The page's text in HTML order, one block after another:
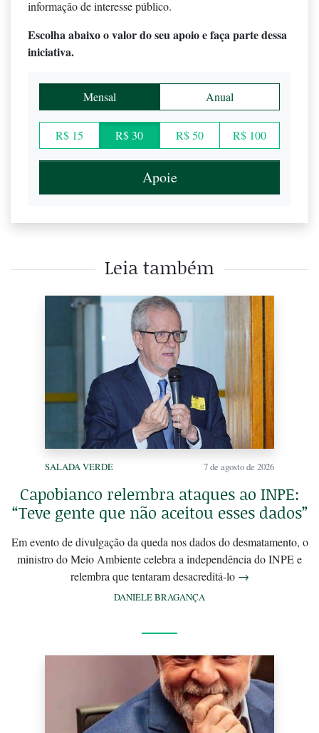
informação de interesse público.
Escolha abaixo o valor do seu apoio e faça parte dessa
iniciativa.
Mensal Anual
R$ 15 R$ 30 R$ 50 R$ 100
Apoie
Leia também
SALADA VERDE 7 de agosto de 2026
Capobianco relembra ataques ao INPE:
“Teve gente que não aceitou esses dados”
Em evento de divulgação da queda nos dados do desmatamento, o
ministro do Meio Ambiente celebra a independência do INPE e
relembra que tentaram desacreditá-lo →
DANIELE BRAGANÇA